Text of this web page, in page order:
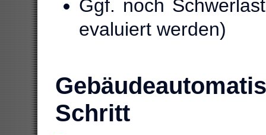
Ggf. noch
evaluiert werden)
Schritt